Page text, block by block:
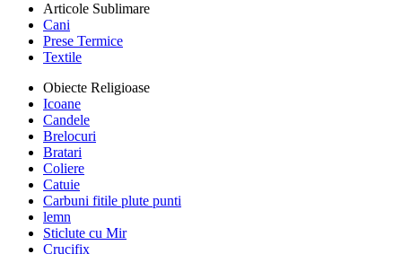
Articole Sublimare
Cani
Prese Termice
Textile
Obiecte Religioase
Icoane
Candele
Brelocuri
Bratari
Coliere
Catuie
Carbuni fitile plute punti
lemn
Sticlute cu Mir
Crucifix